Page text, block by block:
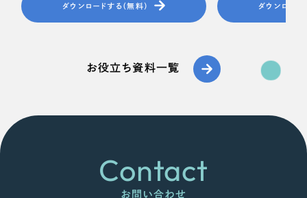
ダウンロードする（無料） ダウンロード
お役立ち資料一覧
Contact
お問い合わせ